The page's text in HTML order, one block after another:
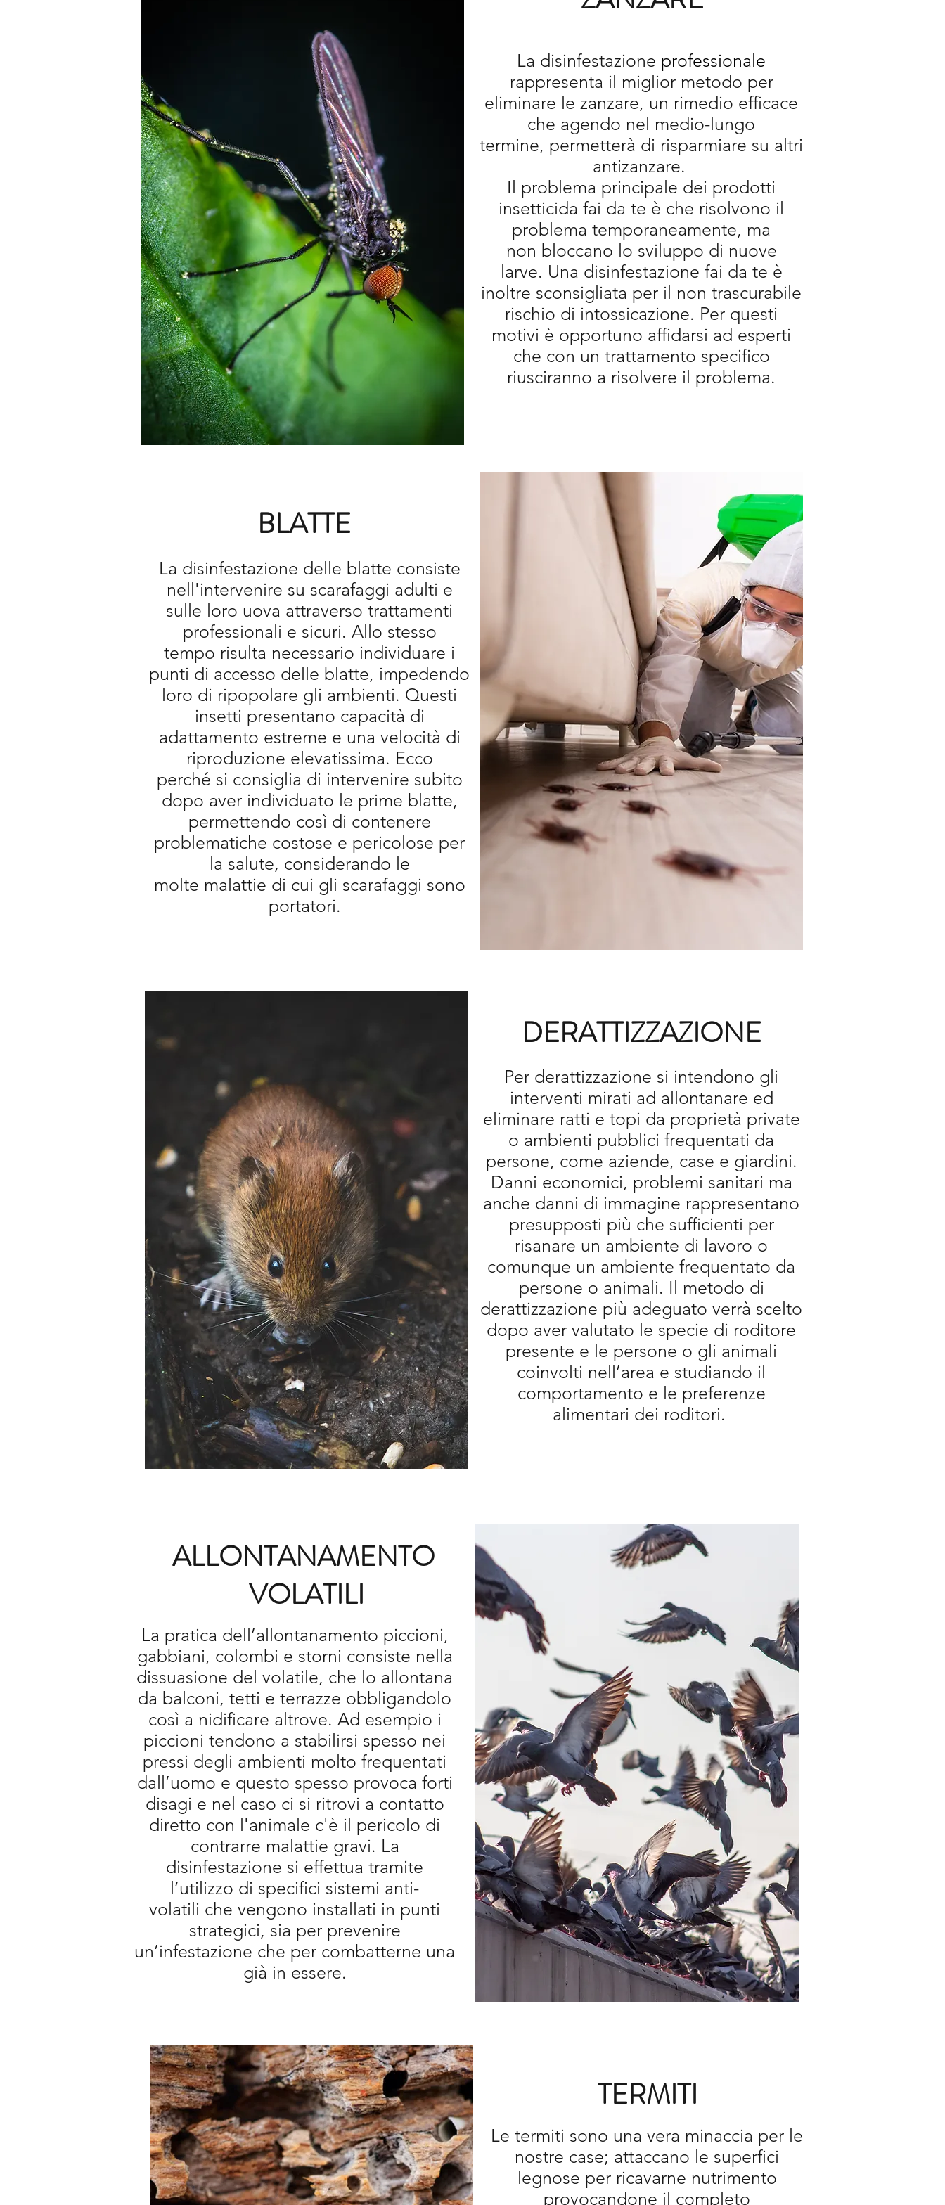
ed altre tipologie di parassiti sia in
industriali.Tutti i servizi di
disinfestazione e derattizzazione sono
preceduti da un’attenta fase di
monitoraggio, nella quale vengono
analizzati i possibili punti critici.
Conoscere esattamente la specie da
disinfestare permette infatti di agire in
maniera risolutiva e sull’intero ciclo
biologico degli infestanti.
La disinfestazione professionale
rappresenta il miglior metodo per
eliminare le zanzare, un rimedio efficace
che agendo nel medio-lungo
termine, permetterà di risparmiare su altri
antizanzare.
Il problema principale dei prodotti
insetticida fai da te è che risolvono il
problema temporaneamente, ma
non bloccano lo sviluppo di nuove
larve. Una disinfestazione fai da te è
inoltre sconsigliata per il non trascurabile
rischio di intossicazione. Per questi
motivi è opportuno affidarsi ad esperti
che con un trattamento specifico
riusciranno a risolvere il problema.
BLATTE
La disinfestazione delle blatte consiste
nell'intervenire su scarafaggi adulti e
sulle loro uova attraverso trattamenti
professionali e sicuri. Allo stesso
tempo risulta necessario individuare i
punti di accesso delle blatte, impedendo
loro di ripopolare gli ambienti. Questi
insetti presentano capacità di
adattamento estreme e una velocità di
riproduzione elevatissima. Ecco
perché si consiglia di intervenire subito
dopo aver individuato le prime blatte,
permettendo così di contenere
problematiche costose e pericolose per
la salute, considerando le
molte malattie di cui gli scarafaggi sono
portatori.
DERATTIZZAZIONE
Per derattizzazione si intendono gli
interventi mirati ad allontanare ed
eliminare ratti e topi da proprietà private
o ambienti pubblici frequentati da
persone, come aziende, case e giardini.
Danni economici, problemi sanitari ma
anche danni di immagine rappresentano
presupposti più che sufficienti per
risanare un ambiente di lavoro o
comunque un ambiente frequentato da
persone o animali. Il metodo di
derattizzazione più adeguato verrà scelto
dopo aver valutato le specie di roditore
presente e le persone o gli animali
coinvolti nell’area e studiando il
comportamento e le preferenze
alimentari dei roditori.
ALLONTANAMENTO
VOLATILI
La pratica dell’allontanamento piccioni,
gabbiani, colombi e storni consiste nella
dissuasione del volatile, che lo allontana
da balconi, tetti e terrazze obbligandolo
così a nidificare altrove. Ad esempio i
piccioni tendono a stabilirsi spesso nei
pressi degli ambienti molto frequentati
dall’uomo e questo spesso provoca forti
disagi e nel caso ci si ritrovi a contatto
diretto con l'animale c'è il pericolo di
contrarre malattie gravi. La
disinfestazione si effettua tramite
l’utilizzo di specifici sistemi anti-
volatili che vengono installati in punti
strategici, sia per prevenire
un’infestazione che per combatterne una
già in essere.
ALLONTANAMENTO
VOLATILI
TERMITI
Le termiti sono una vera minaccia per le
nostre case; attaccano le superfici
legnose per ricavarne nutrimento
provocandone il completo